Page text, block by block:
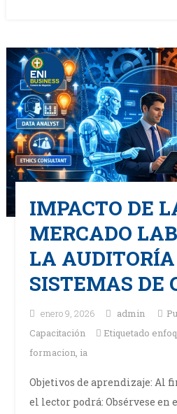
IMPACTO DE
MERCADO
LA
SISTEMAS DE
enero 9, 2026 admin
Capacitación
Etiquetado
formacion, ia
Objetivos de aprendizaje: Al
el lector podrá: Obsérvese en